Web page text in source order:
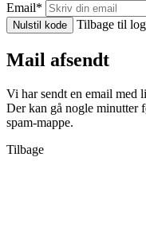
Email*
Nulstil kode Tilbage til
Mail afsendt
Vi har sendt en email med
Der kan gå nogle minutter
spam-mappe.
Tilbage